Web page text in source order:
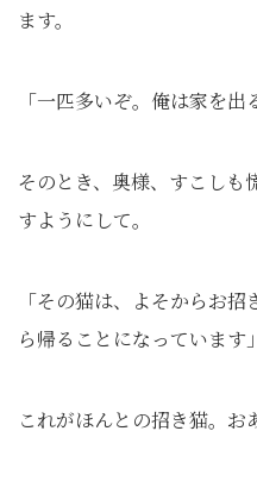
ます。
「一匹多いぞ。俺は家を出
そのとき、奥様、すこしも
すようにして。
「その猫は、よそからお
ら帰ることになっています」
これがほんとの招き猫。